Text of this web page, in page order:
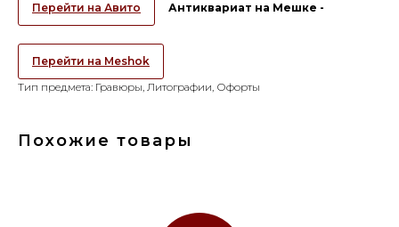
Перейти на Авито Антиквариат на Мешке -
Перейти на Meshok
Тип предмета: Гравюры, Литографии, Офорты
Похожие товары